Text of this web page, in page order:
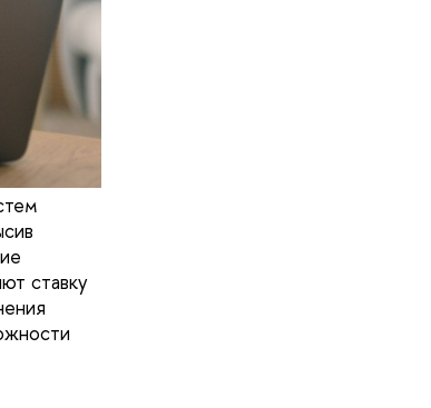
ставку